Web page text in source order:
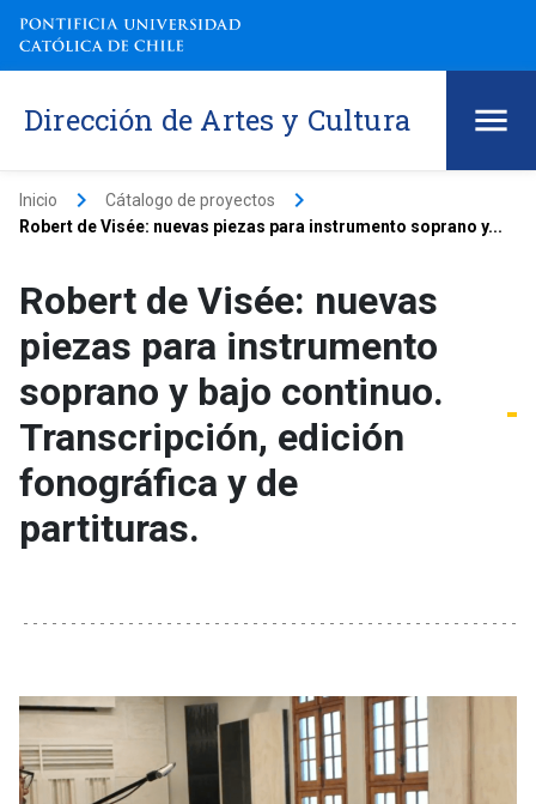
Dirección de Artes y Cultura
Inicio keyboard_arrow_right Cátalogo de proyectos keyboard_arrow_right
Robert de Visée: nuevas piezas para instrumento soprano y...
Robert de Visée: nuevas
piezas para instrumento
soprano y bajo continuo.
Transcripción, edición
fonográfica y de
partituras.